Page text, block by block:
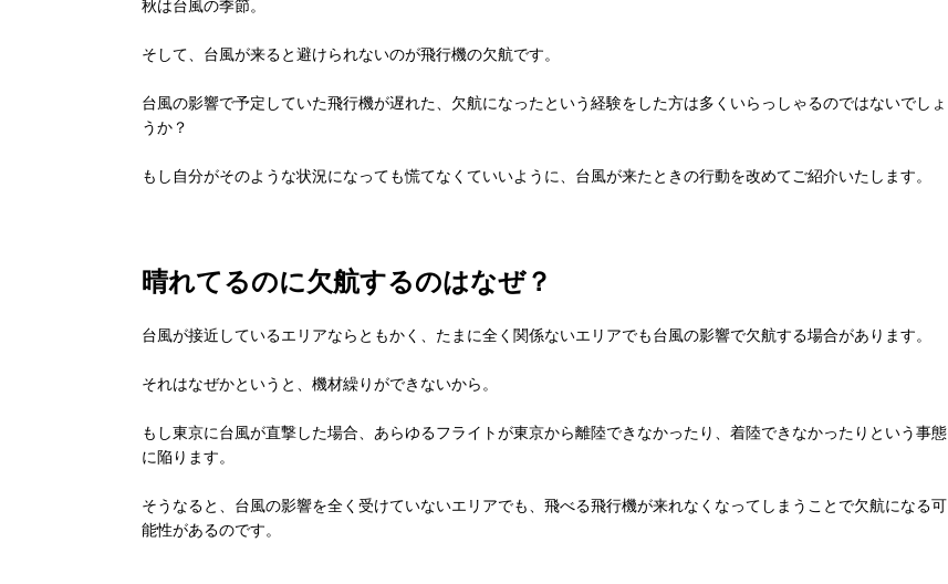
秋は台風の季節。
そして、台風が来ると避けられないのが飛行機の欠航です。
台風の影響で予定していた飛行機が遅れた、欠航になったという経験をした方は多くいらっしゃるのではないでしょ
うか？
もし自分がそのような状況になっても慌てなくていいように、台風が来たときの行動を改めてご紹介いたします。
晴れてるのに欠航するのはなぜ？
台風が接近しているエリアならともかく、たまに全く関係ないエリアでも台風の影響で欠航する場合があります。
それはなぜかというと、機材繰りができないから。
もし東京に台風が直撃した場合、あらゆるフライトが東京から離陸できなかったり、着陸できなかったりという事態
に陥ります。
そうなると、台風の影響を全く受けていないエリアでも、飛べる飛行機が来れなくなってしまうことで欠航になる可
能性があるのです。